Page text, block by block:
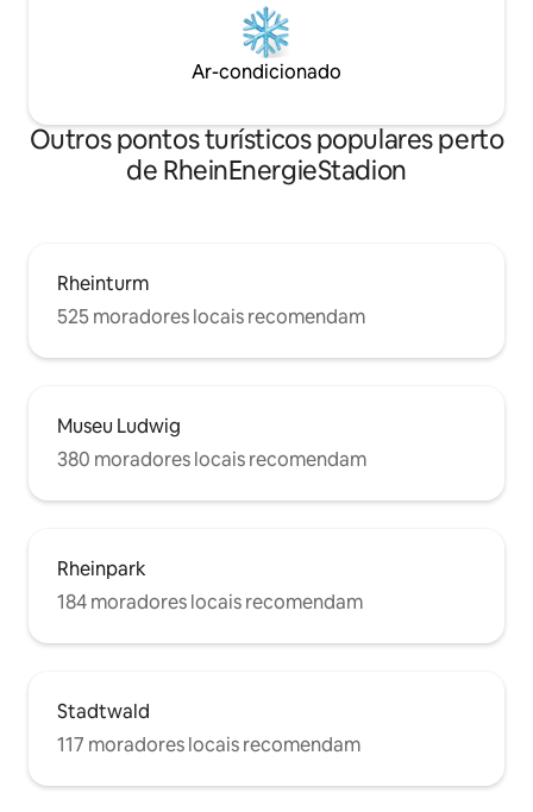
Ar-condicionado
Outros pontos turísticos populares perto
de RheinEnergieStadion
Rheinturm
525 moradores locais recomendam
Museu Ludwig
380 moradores locais recomendam
Rheinpark
184 moradores locais recomendam
Stadtwald
117 moradores locais recomendam